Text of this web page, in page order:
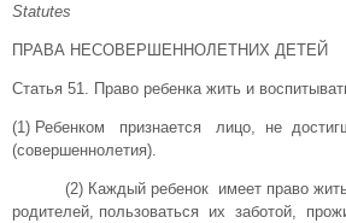
Statutes
ПРАВА НЕСОВЕРШЕННОЛЕТНИХ ДЕТЕЙ
Статья 51. Право ребенка жить и
(1) Ребенком признается лицо, не
(совершеннолетия).
(2) Каждый ребенок имеет право жить
родителей, пользоваться их заботой,